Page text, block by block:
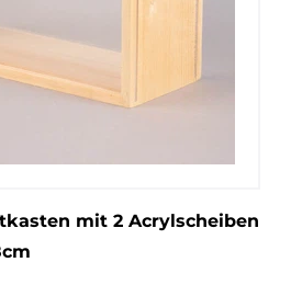
mit 2 Acrylscheiben